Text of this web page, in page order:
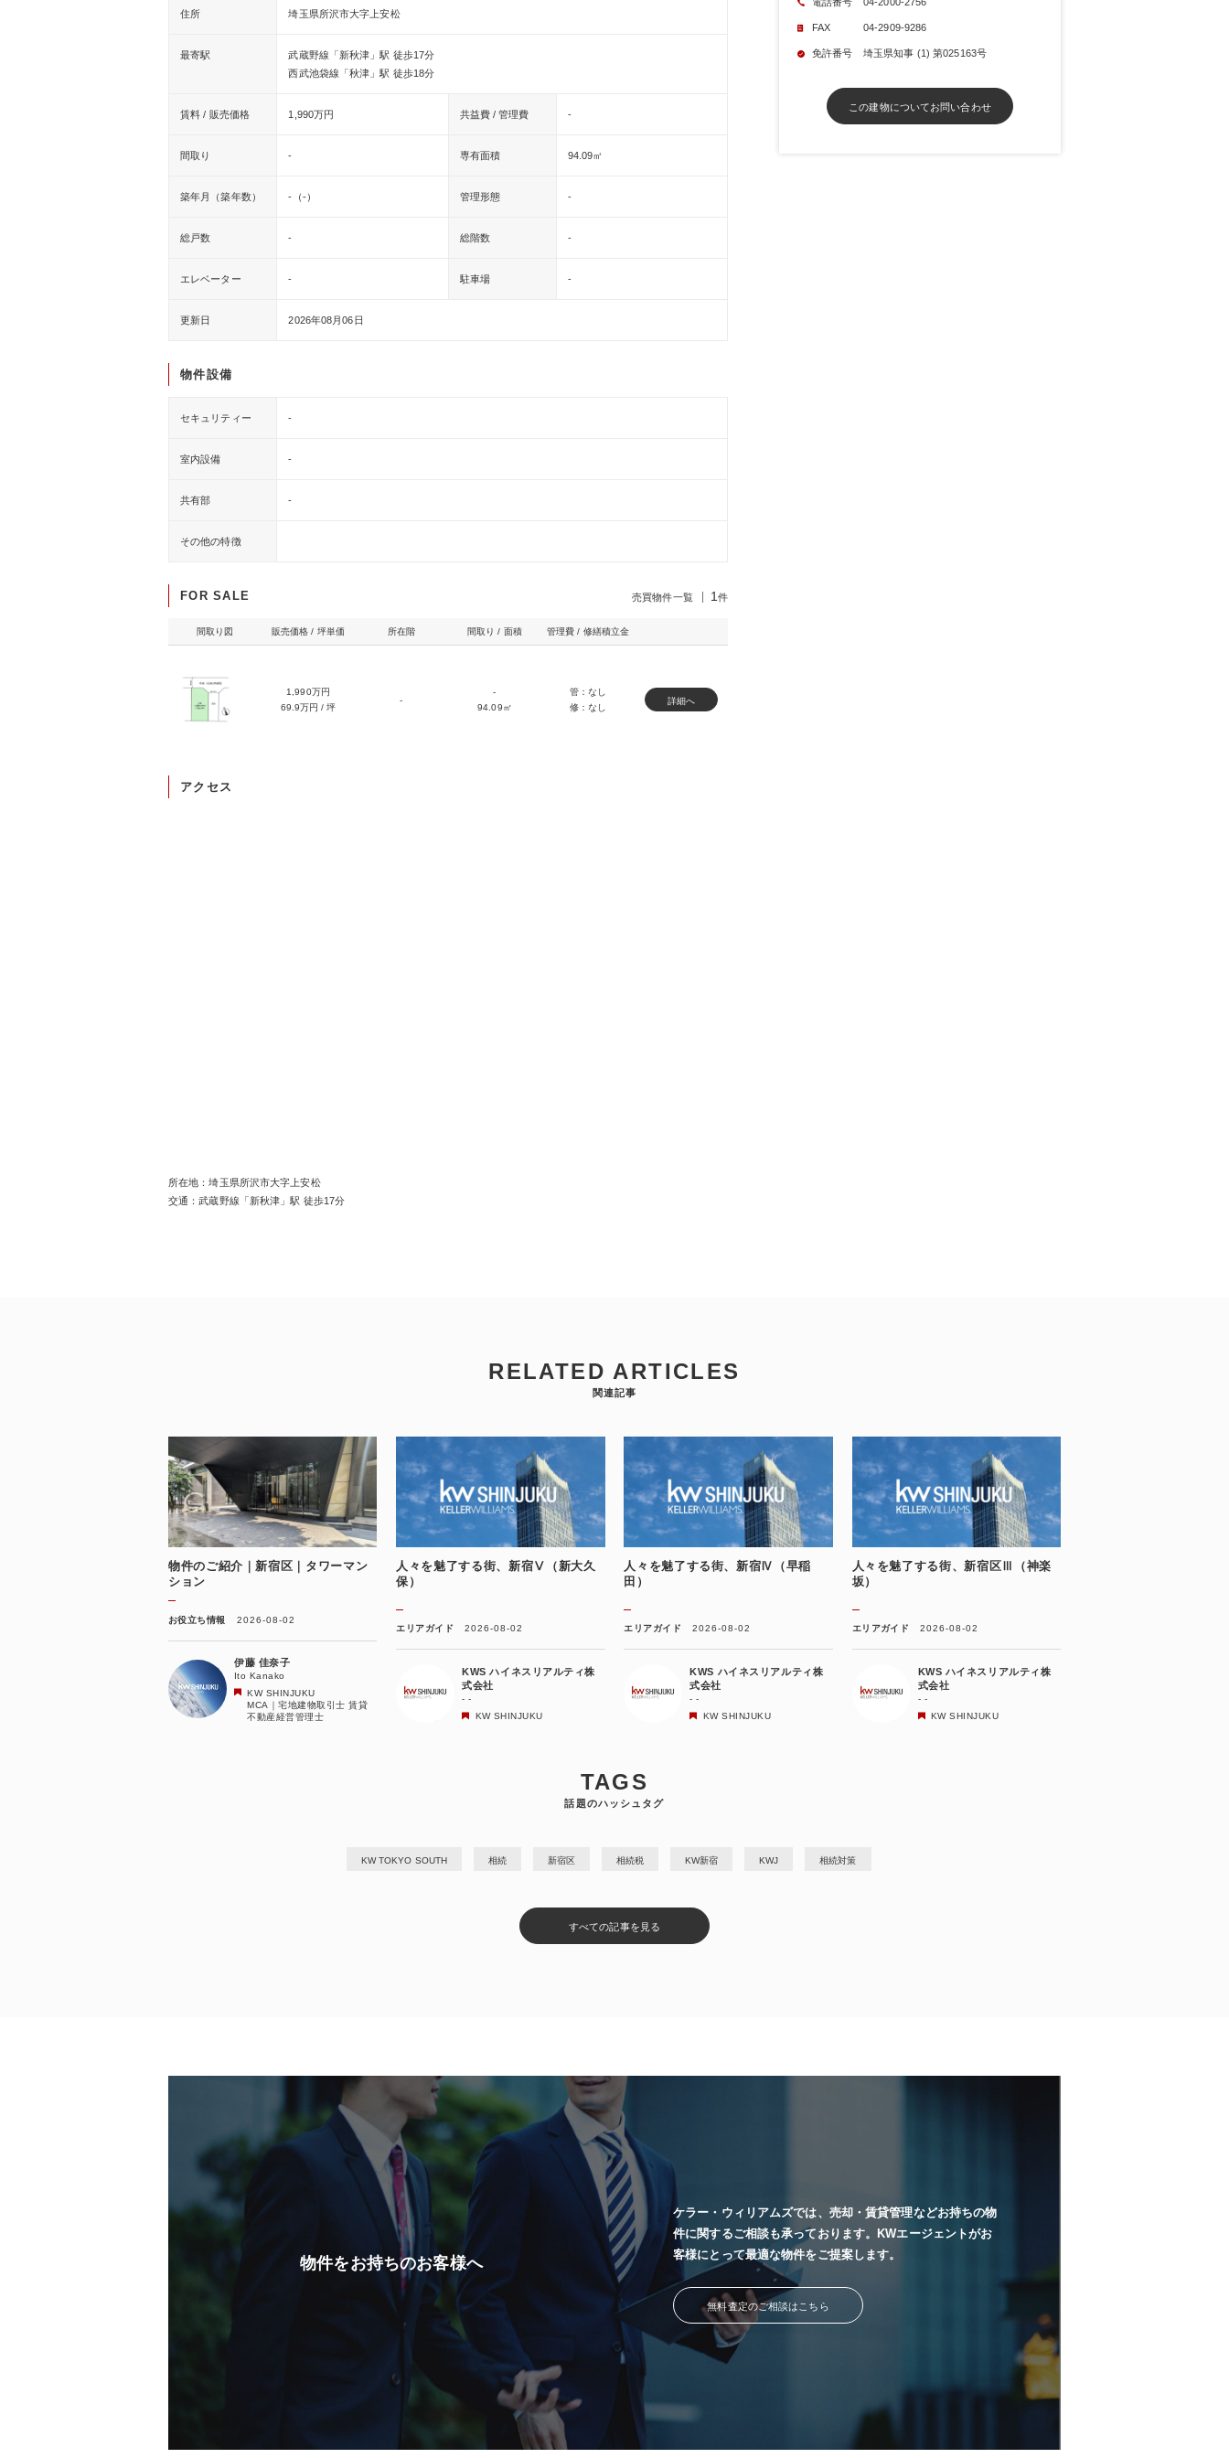
住所 埼玉県所沢市大字上安松
最寄駅
武蔵野線「新秋津」駅 徒歩17分
西武池袋線「秋津」駅 徒歩18分
賃料 / 販売価格 1,990万円 共益費 / 管理費 -
間取り - 専有面積 94.09㎡
築年月（築年数） -（-） 管理形態 -
総戸数 - 総階数 -
エレベーター - 駐車場 -
更新日 2026年08月06日
物件設備
セキュリティー -
室内設備 -
共有部 -
その他の特徴
FOR SALE 売買物件一覧 1 件
間取り図 販売価格 / 坪単価 所在階 間取り / 面積 管理費 / 修繕積立金
1,990万円
69.9万円 / 坪
-
-
94.09㎡
管：なし
修：なし
詳細へ
アクセス
所在地：埼玉県所沢市大字上安松
交通：武蔵野線「新秋津」駅 徒歩17分
FAX 04-2909-9286
免許番号 埼玉県知事 (1) 第025163号
この建物についてお問い合わせ
RELATED ARTICLES
関連記事
物件のご紹介｜新宿区｜タワーマン
ション
お役立ち情報 2026-08-02
伊藤 佳奈子
Ito Kanako
KW SHINJUKU
MCA｜宅地建物取引士 賃貸
不動産経営管理士
人々を魅了する街、新宿Ⅴ（新大久
保）
エリアガイド 2026-08-02
KWS ハイネスリアルティ株
式会社
- -
KW SHINJUKU
人々を魅了する街、新宿Ⅳ（早稲
田）
エリアガイド 2026-08-02
KWS ハイネスリアルティ株
式会社
- -
KW SHINJUKU
人々を魅了する街、新宿区Ⅲ（神楽
坂）
エリアガイド 2026-08-02
KWS ハイネスリアルティ株
式会社
- -
KW SHINJUKU
TAGS
話題のハッシュタグ
KW TOKYO SOUTH 相続 新宿区 相続税 KW新宿 KWJ 相続対策
すべての記事を見る
物件をお持ちのお客様へ
ケラー・ウィリアムズでは、売却・賃貸管理などお持ちの物
件に関するご相談も承っております。KWエージェントがお
客様にとって最適な物件をご提案します。
無料査定のご相談はこちら